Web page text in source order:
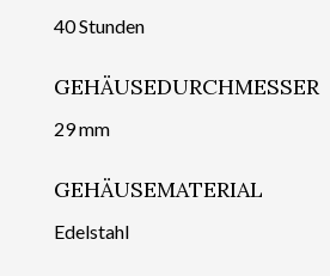
40 Stunden
GEHÄUSEDURCHMESSER
29 mm
GEHÄUSEMATERIAL
Edelstahl